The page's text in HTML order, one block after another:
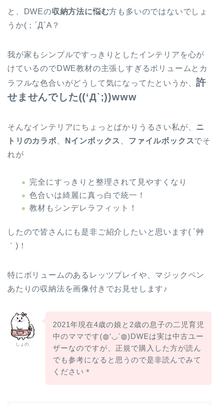
と、DWEの収納方法に悩む方も多いのではないでしょ
うか(；´Д`A？
我が家もシンプルですっきりとしたインテリアを心が
けているのでDWE教材の主張しすぎるボリュームとカ
ラフルな色合いがどうして気になってたというか、許
せませんでした((‘Д`;))www
そんなインテリアにちょっとばかりうるさい私が、 ニ
トリのカラボ
Nインボックス ファイルボックスでそ
れが
完全にすっきりと整理されて見やすくなり
色合いは綺麗に真っ白で統一！
教材もシンデレラフィット！
したので皆さんにも是非ご紹介したいと思います( ´艸
｀)！
特にボリュームのあるレッツプレイや、マジックペン
あたりの収納法を画像付きでお見せします♪
しょの
2021年現在4歳の娘と2歳の息子の二児育児
中のママです(◍′◡‵◍)DWEは実は中古ユー
ザーなのですが、正規で購入した方が読ん
でも参考になると思うので是非読んでみて
ください＊